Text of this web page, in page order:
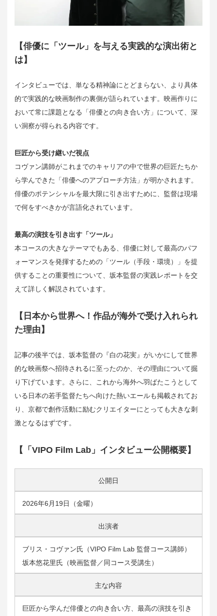
【俳優に「ツール」を与える実践的な演出術と
は】
インタビューでは、単なる精神論にとどまらない、より具体
的で実践的な映画制作の裏側が語られています。映画作りに
おいて常に課題となる「俳優との向き合い方」について、深
い洞察が得られる内容です。
巨匠から受け継いだ視点
コヴァン講師がこれまでのキャリアの中で世界の巨匠たちか
ら学んできた「俳優へのアプローチ方法」が明かされます。
俳優のポテンシャルを最大限に引き出すために、監督は現場
で何をすべきかが言語化されています。
最高の演技を引き出す「ツール」
本コースの大きなテーマでもある、俳優に対して最高のパフ
ォーマンスを発揮するための「ツール（手段・環境）」を提
供することの重要性について、坂本監督の実践レポートを交
えて詳しく解説されています。
【日本から世界へ！作品が海外で受け入れられ
た理由】
記事の後半では、坂本監督の『白の花実』がいかにして世界
的な映画祭へ招待されるに至ったのか、その理由について掘
り下げています。さらに、これから海外へ羽ばたこうとして
いる日本の若手監督たちへ向けた熱いエールも掲載されてお
り、京都で創作活動に励むクリエイターにとっても大きな刺
激となるはずです。
【「VIPO Film Lab」インタビュー公開概要】
公開日
2026年6月19日（金曜）
出演者
ブリス・コヴァン氏（VIPO Film Lab 監督コース講師）
坂本悠花里氏（映画監督／同コース受講生）
主な内容
巨匠から学んだ俳優との向き合い方、最高の演技を引き